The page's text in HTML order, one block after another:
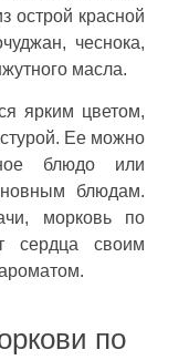
острой красной
чеснока,
масла.
ярким цветом,
Ее можно
блюдо или
блюдам.
морковь по
сердца своим
по